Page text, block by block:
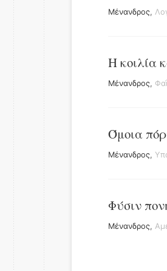
Μένανδρος,
Η κοιλία
Μένανδρος, Φαΐ
Όμοια
Μένανδρος,
Φύσιν
Μένανδρος,